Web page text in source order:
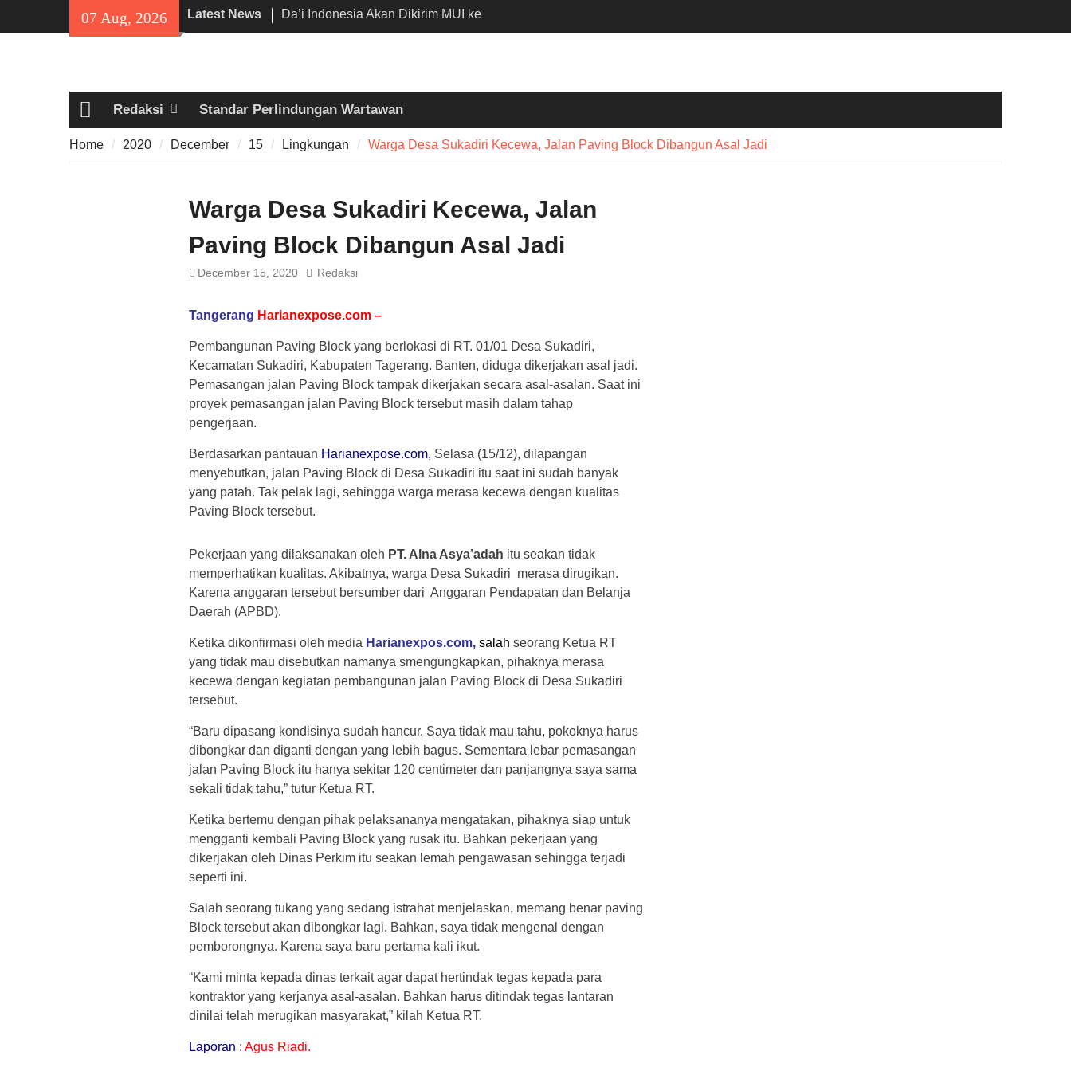
07 Aug, 2026 Latest News
Da’i Indonesia Akan Dikirim MUI ke
Al-Azhar dan Madinah Lewat
di Pamarayan, Polisi Apresiasi
Kedewasaan Bobotoh dan Jack
Mania —
Proyek Jalan Batubantar – Banjar
Rp6,8 Miliar Disorot, Pelaksana
HomeRedaksi Standar Perlindungan Wartawan
Home 2020 December 15 Lingkungan Warga Desa Sukadiri Kecewa, Jalan Paving Block Dibangun Asal Jadi
Warga Desa Sukadiri Kecewa, Jalan
Paving Block Dibangun Asal Jadi
December 15, 2020 Redaksi
Tangerang Harianexpose.com –
Pembangunan Paving Block yang berlokasi di RT. 01/01 Desa Sukadiri,
Kecamatan Sukadiri, Kabupaten Tagerang. Banten, diduga dikerjakan asal jadi.
Pemasangan jalan Paving Block tampak dikerjakan secara asal-asalan. Saat ini
proyek pemasangan jalan Paving Block tersebut masih dalam tahap
pengerjaan.
Berdasarkan pantauan Harianexpose.com, Selasa (15/12), dilapangan
menyebutkan, jalan Paving Block di Desa Sukadiri itu saat ini sudah banyak
yang patah. Tak pelak lagi, sehingga warga merasa kecewa dengan kualitas
Paving Block tersebut.
Pekerjaan yang dilaksanakan oleh PT. Alna Asya’adah itu seakan tidak
memperhatikan kualitas. Akibatnya, warga Desa Sukadiri merasa dirugikan.
Karena anggaran tersebut bersumber dari Anggaran Pendapatan dan Belanja
Daerah (APBD).
Ketika dikonfirmasi oleh media Harianexpos.com, salah seorang Ketua RT
yang tidak mau disebutkan namanya smengungkapkan, pihaknya merasa
kecewa dengan kegiatan pembangunan jalan Paving Block di Desa Sukadiri
tersebut.
“Baru dipasang kondisinya sudah hancur. Saya tidak mau tahu, pokoknya harus
dibongkar dan diganti dengan yang lebih bagus. Sementara lebar pemasangan
jalan Paving Block itu hanya sekitar 120 centimeter dan panjangnya saya sama
sekali tidak tahu,” tutur Ketua RT.
Ketika bertemu dengan pihak pelaksananya mengatakan, pihaknya siap untuk
mengganti kembali Paving Block yang rusak itu. Bahkan pekerjaan yang
dikerjakan oleh Dinas Perkim itu seakan lemah pengawasan sehingga terjadi
seperti ini.
Salah seorang tukang yang sedang istrahat menjelaskan, memang benar paving
Block tersebut akan dibongkar lagi. Bahkan, saya tidak mengenal dengan
pemborongnya. Karena saya baru pertama kali ikut.
“Kami minta kepada dinas terkait agar dapat hertindak tegas kepada para
kontraktor yang kerjanya asal-asalan. Bahkan harus ditindak tegas lantaran
dinilai telah merugikan masyarakat,” kilah Ketua RT.
Laporan : Agus Riadi.